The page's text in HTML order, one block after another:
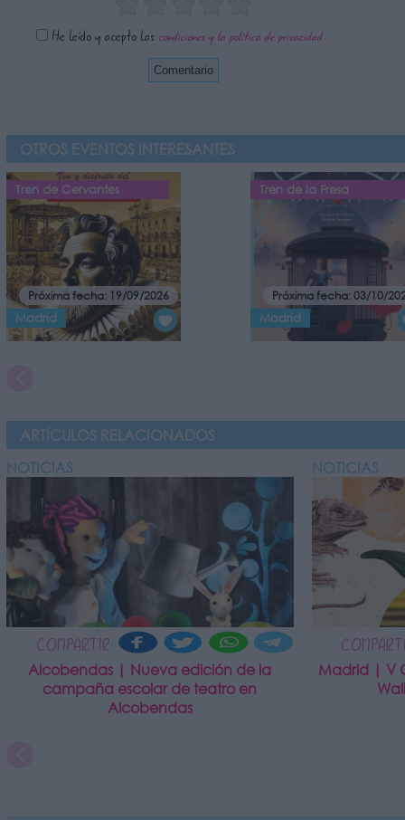
He leído y acepto las condiciones y la política de privacidad
OTROS EVENTOS INTERESANTES
Tren de Cervantes
Próxima fecha: 19/09/2026
Madrid
Tren de la Fresa
Próxima fecha: 03/10/
Madrid
ARTÍCULOS RELACIONADOS
NOTICIAS
COMPARTIR:
Alcobendas | Nueva edición de la
campaña escolar de teatro en
Alcobendas
NOTICIAS
Madrid | V